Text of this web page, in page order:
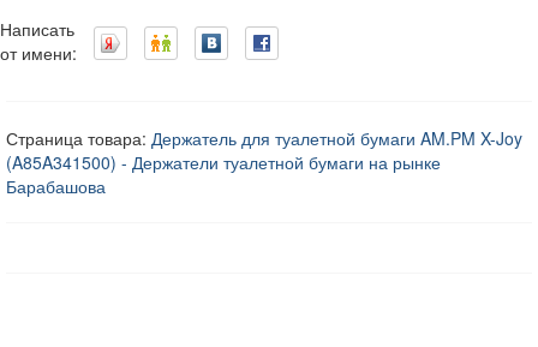
Написать
от имени:
Страница товара: Держатель для туалетной бумаги AM.PM X-Joy
(A85A341500) - Держатели туалетной бумаги на рынке
Барабашова